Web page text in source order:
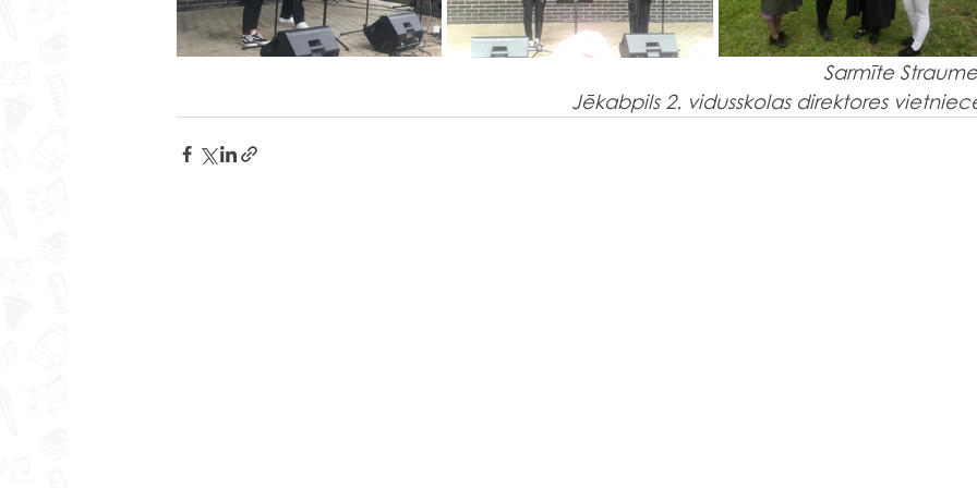
Sarmīte
Jēkabpils 2. vidusskolas direktores